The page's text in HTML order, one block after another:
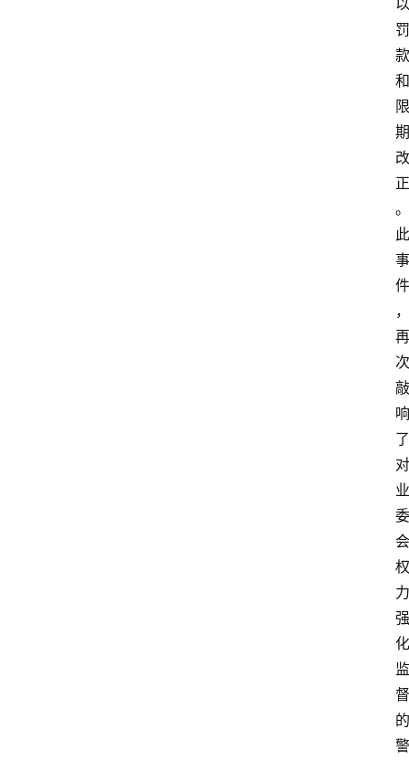
以
罚
款
和
限
期
改
正
。
此
事
件
，
再
次
敲
响
了
对
业
委
会
权
力
强
化
监
督
的
警